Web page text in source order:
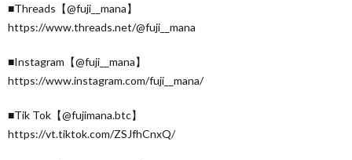
■Threads【@fuji__mana】
https://www.threads.net/@fuji__mana
■Instagram【@fuji__mana】
https://www.instagram.com/fuji__mana/
■Tik Tok【@fujimana.btc】
https://vt.tiktok.com/ZSJfhCnxQ/